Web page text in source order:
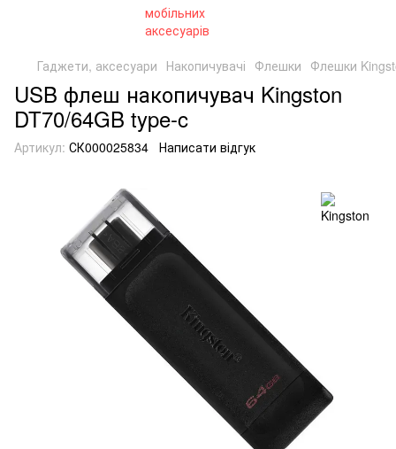
Гаджети, аксесуари Накопичувачі Флешки Флешки
USB флеш накопичувач Kingston
DT70/64GB type-c
Артикул: СК000025834 Написати відгук